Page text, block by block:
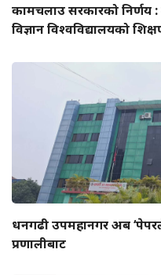
कामचलाउ सरकारको निर्णय :
विज्ञान विश्वविद्यालयको
धनगढी उपमहानगर अब
प्रणालीबाट